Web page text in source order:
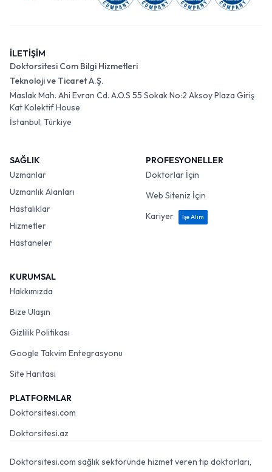
İLETİŞİM
Doktorsitesi Com Bilgi Hizmetleri
Teknoloji ve Ticaret A.Ş.
Maslak Mah. Ahi Evran Cd. A.O.S 55 Sokak No:2 Aksoy Plaza Giriş
Kat Kolektif House
İstanbul, Türkiye
SAĞLIK
Uzmanlar
Uzmanlık Alanları
Hastalıklar
Hizmetler
Hastaneler
PROFESYONELLER
Doktorlar İçin
Web Siteniz İçin
Kariyer
İşe Alım
KURUMSAL
Hakkımızda
Bize Ulaşın
Gizlilik Politikası
Google Takvim Entegrasyonu
Site Haritası
PLATFORMLAR
Doktorsitesi.com
Doktorsitesi.az
Doktorsitesi.com sağlık sektöründe hizmet veren tıp doktorları,